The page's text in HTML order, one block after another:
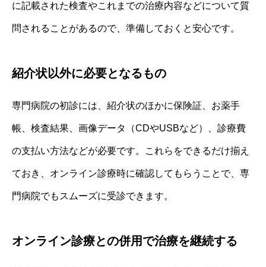
に記載された検査やこれまでの治療内容などについて質
問されることがあるので、準備しておくと安心です。
紹介状以外に必要となるもの
専門病院の初診には、紹介状のほかに保険証、お薬手
帳、検査結果、画像データ（CDやUSBなど）、診療費
の支払い方法などが必要です。これらをできるだけ揃え
ておき、オンライン診療時に確認してもらうことで、専
門病院でもスムーズに受診できます。
オンライン診療との併用で治療を継続する